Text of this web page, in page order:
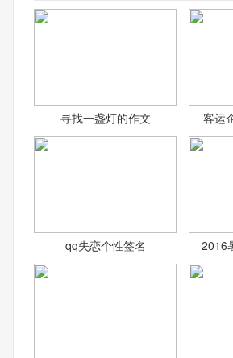
寻找一盏灯的作文 客运
qq失恋个性签名 2016